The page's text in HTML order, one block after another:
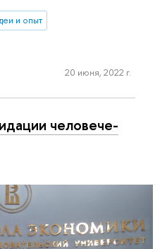
и опыт
20 июня, 2022 г.
че­ло­ве­че­